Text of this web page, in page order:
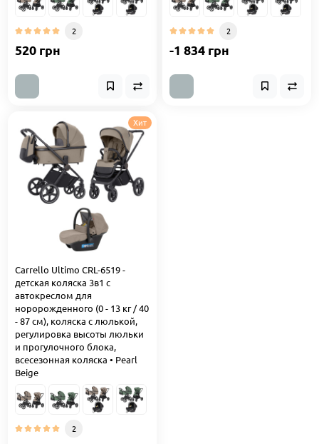
2
520 грн
2
-1 834 грн
Хит
Carrello Ultimo CRL-6519 -
детская коляска 3в1 с
автокреслом для
норорожденного (0 - 13 кг / 40
- 87 см), коляска с люлькой,
регулировка высоты люльки
и прогулочного блока,
всесезонная коляска • Pearl
Beige
2